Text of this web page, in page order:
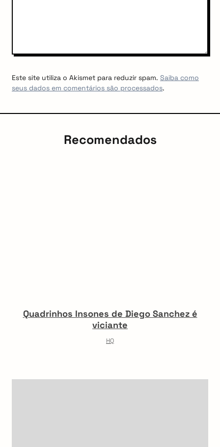
Este site utiliza o Akismet para reduzir spam. Saiba como
seus dados em comentários são processados.
Recomendados
Quadrinhos Insones de Diego Sanchez é
viciante
HQ